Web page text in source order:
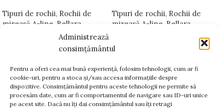
Administrează
consimțământul
Pentru a oferi cea mai bună experiență, folosim tehnologii, cum ar fi
cookie-uri, pentru a stoca și/sau accesa informațiile despre
dispozitive. Consimțământul pentru aceste tehnologii ne permite să
procesăm date, cum ar fi comportamentul de navigare sau ID-uri unice
pe acest site. Dacă nu îți dai consimțământul sau îți retragi
Tipuri de rochii, Rochii de
mireasă A-line Bellara
Tipuri de rochii, Rochii de
mireasă A-line Bellara
www.bellara.ro;
www.voalurimirese.ro;